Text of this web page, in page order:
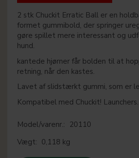
2 stk Chuckit Erratic Ball er en
formet gummibold, der springer
gøre spillet mere interessant og
hund.
kantede hjørner får bolden til at
retning, når den kastes.
Lavet af slidstærkt gummi, som er
Kompatibel med Chuckit! Launchers.
Model/varenr.: 20110
Vægt: 0,118 kg